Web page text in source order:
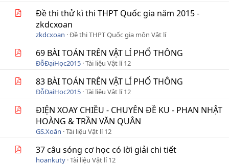
Đề thi thử kì thi THPT Quốc gia năm 2015 -
zkdcxoan
zkdcxoan Đề thi THPT Quốc gia môn Vật lí
69 BÀI TOÁN TRÊN VẬT LÍ PHỔ THÔNG
ĐỗĐạiHọc2015 Tài liệu Vật lí 12
83 BÀI TOÁN TRÊN VẬT LÍ PHỔ THÔNG
ĐỗĐạiHọc2015 Tài liệu Vật lí 12
ĐIỆN XOAY CHIỀU - CHUYÊN ĐỀ KU - PHAN NHẬT
HOÀNG & TRẦN VĂN QUÂN
GS.Xoăn Tài liệu Vật lí 12
37 câu sóng cơ học có lời giải chi tiết
hoankuty Tài liệu Vật lí 12